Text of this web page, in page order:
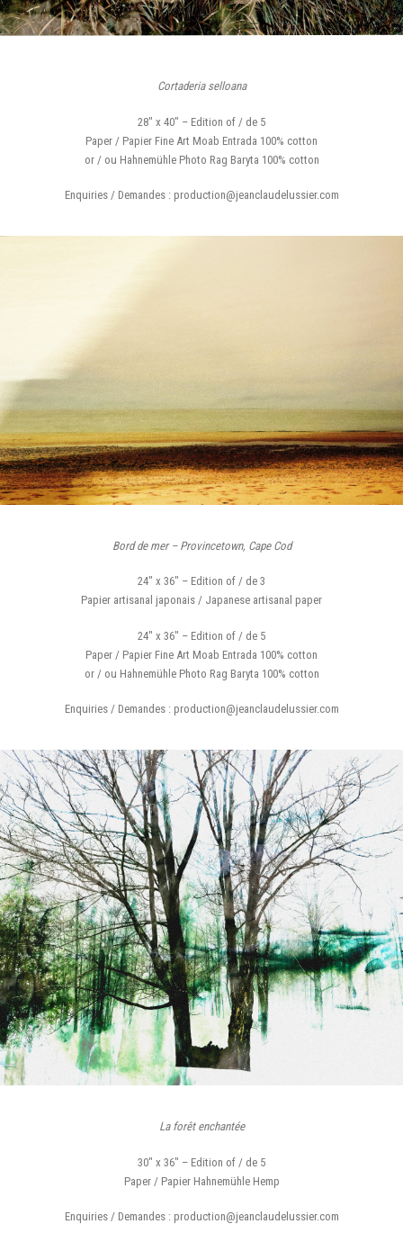
Cortaderia selloana
28″ x 40″ – Edition of / de 5
Paper / Papier Fine Art Moab Entrada 100% cotton
or / ou Hahnemühle Photo Rag Baryta 100% cotton
Enquiries / Demandes : production@jeanclaudelussier.com
Bord de mer – Provincetown, Cape Cod
24″ x 36″ – Edition of / de 3
Papier artisanal japonais / Japanese artisanal paper
24″ x 36″ – Edition of / de 5
Paper / Papier Fine Art Moab Entrada 100% cotton
or / ou Hahnemühle Photo Rag Baryta 100% cotton
Enquiries / Demandes : production@jeanclaudelussier.com
La forêt enchantée
30″ x 36″ – Edition of / de 5
Paper / Papier Hahnemühle Hemp
Enquiries / Demandes : production@jeanclaudelussier.com